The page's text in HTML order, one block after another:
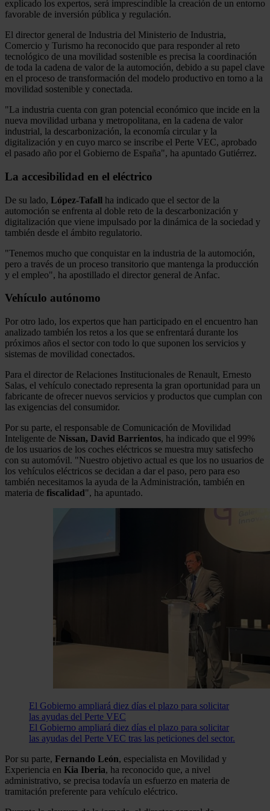
explicado los expertos, será imprescindible la creación de un entorno
favorable de inversión pública y regulación.
El director general de Industria del Ministerio de Industria,
Comercio y Turismo ha reconocido que para responder al reto
tecnológico de una movilidad sostenible es precisa la coordinación
de toda la cadena de valor de la automoción, debido a su papel clave
en el proceso de transformación del modelo productivo en torno a la
movilidad sostenible y conectada.
"La industria cuenta con gran potencial económico que incide en la
nueva movilidad urbana y metropolitana, en la cadena de valor
industrial, la descarbonización, la economía circular y la
digitalización y en cuyo marco se inscribe el Perte VEC, aprobado
el pasado año por el Gobierno de España", ha apuntado Gutiérrez.
La accesibilidad en el eléctrico
De su lado, López-Tafall ha indicado que el sector de la
automoción se enfrenta al doble reto de la descarbonización y
digitalización que viene impulsado por la dinámica de la sociedad y
también desde el ámbito regulatorio.
"Tenemos mucho que conquistar en la industria de la automoción,
pero a través de un proceso transitorio que mantenga la producción
y el empleo", ha apostillado el director general de Anfac.
Vehículo autónomo
Por otro lado, los expertos que han participado en el encuentro han
analizado también los retos a los que se enfrentará durante los
próximos años el sector con todo lo que suponen los servicios y
sistemas de movilidad conectados.
Para el director de Relaciones Institucionales de Renault, Ernesto
Salas, el vehículo conectado representa la gran oportunidad para un
fabricante de ofrecer nuevos servicios y productos que cumplan con
las exigencias del consumidor.
Por su parte, el responsable de Comunicación de Movilidad
Inteligente de Nissan, David Barrientos, ha indicado que el 99%
de los usuarios de los coches eléctricos se muestra muy satisfecho
con su automóvil. "Nuestro objetivo actual es que los no usuarios de
los vehículos eléctricos se decidan a dar el paso, pero para eso
también necesitamos la ayuda de la Administración, también en
materia de fiscalidad", ha apuntado.
El Gobierno ampliará diez días el plazo para solicitar
las ayudas del Perte VEC
El Gobierno ampliará diez días el plazo para solicitar
las ayudas del Perte VEC tras las peticiones del sector.
Por su parte, Fernando León, especialista en Movilidad y
Experiencia en Kia Iberia, ha reconocido que, a nivel
administrativo, se precisa todavía un esfuerzo en materia de
tramitación preferente para vehículo eléctrico.